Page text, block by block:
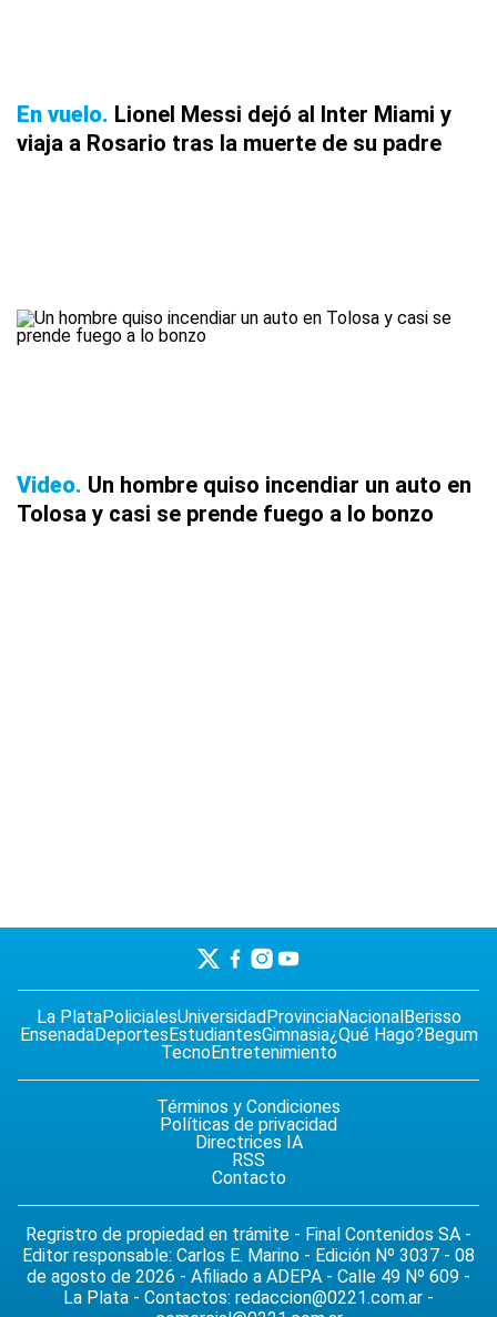
En vuelo Lionel Messi dejó al Inter Miami y
viaja a Rosario tras la muerte de su padre
Video Un hombre quiso incendiar un auto en
Tolosa y casi se prende fuego a lo bonzo
La PlataPolicialesUniversidad ProvinciaNacional Berisso
EnsenadaDeportes EstudiantesGimnasia¿Qué Hago? Begum
TecnoEntretenimiento
Términos y Condiciones
Políticas de privacidad
Directrices IA
RSS
Contacto
Regristro de propiedad en trámite - Final Contenidos SA -
Editor responsable: Carlos E. Marino - Edición Nº 3037 - 08
de agosto de 2026 - Afiliado a ADEPA - Calle 49 Nº 609 -
La Plata - Contactos: redaccion@0221.com.ar -